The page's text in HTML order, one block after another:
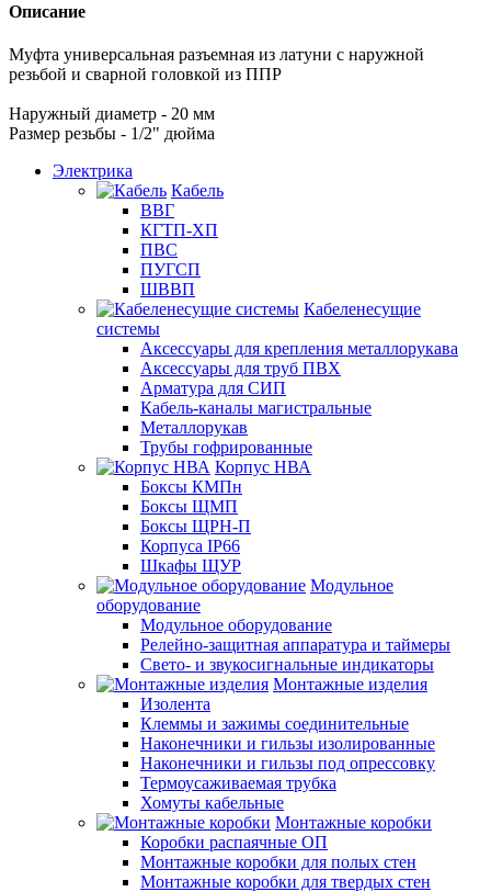
Описание
Муфта универсальная разъемная из латуни с наружной
резьбой и сварной головкой из ППР
Наружный диаметр - 20 мм
Размер резьбы - 1/2" дюйма
Электрика
Кабель
ВВГ
КГТП-ХП
ПВС
ПУГСП
ШВВП
Кабеленесущие
системы
Аксессуары для крепления металлорукава
Аксессуары для труб ПВХ
Арматура для СИП
Кабель-каналы магистральные
Металлорукав
Трубы гофрированные
Корпус НВА
Боксы КМПн
Боксы ЩМП
Боксы ЩРН-П
Корпуса IP66
Шкафы ЩУР
Модульное
оборудование
Модульное оборудование
Релейно-защитная аппаратура и таймеры
Свето- и звукосигнальные индикаторы
Монтажные изделия
Изолента
Клеммы и зажимы соединительные
Наконечники и гильзы изолированные
Наконечники и гильзы под опрессовку
Термоусаживаемая трубка
Хомуты кабельные
Монтажные коробки
Коробки распаячные ОП
Монтажные коробки для полых стен
Монтажные коробки для твердых стен